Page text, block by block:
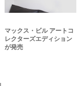
マックス・ビル アートコ
レクターズエディション
が発売